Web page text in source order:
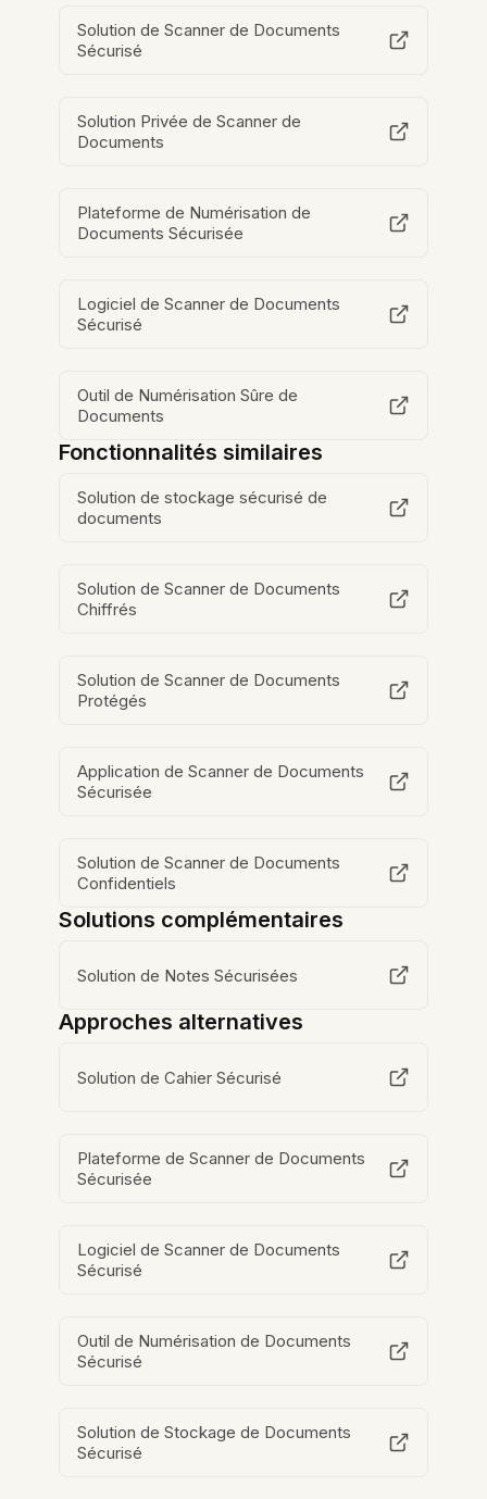
Solution de Scanner de Documents
Sécurisé
Solution Privée de Scanner de
Documents
Plateforme de Numérisation de
Documents Sécurisée
Logiciel de Scanner de Documents
Sécurisé
Outil de Numérisation Sûre de
Documents
Fonctionnalités similaires
Solution de stockage sécurisé de
documents
Solution de Scanner de Documents
Chiffrés
Solution de Scanner de Documents
Protégés
Application de Scanner de Documents
Sécurisée
Solution de Scanner de Documents
Confidentiels
Solutions complémentaires
Solution de Notes Sécurisées
Approches alternatives
Solution de Cahier Sécurisé
Plateforme de Scanner de Documents
Sécurisée
Logiciel de Scanner de Documents
Sécurisé
Outil de Numérisation de Documents
Sécurisé
Solution de Stockage de Documents
Sécurisé